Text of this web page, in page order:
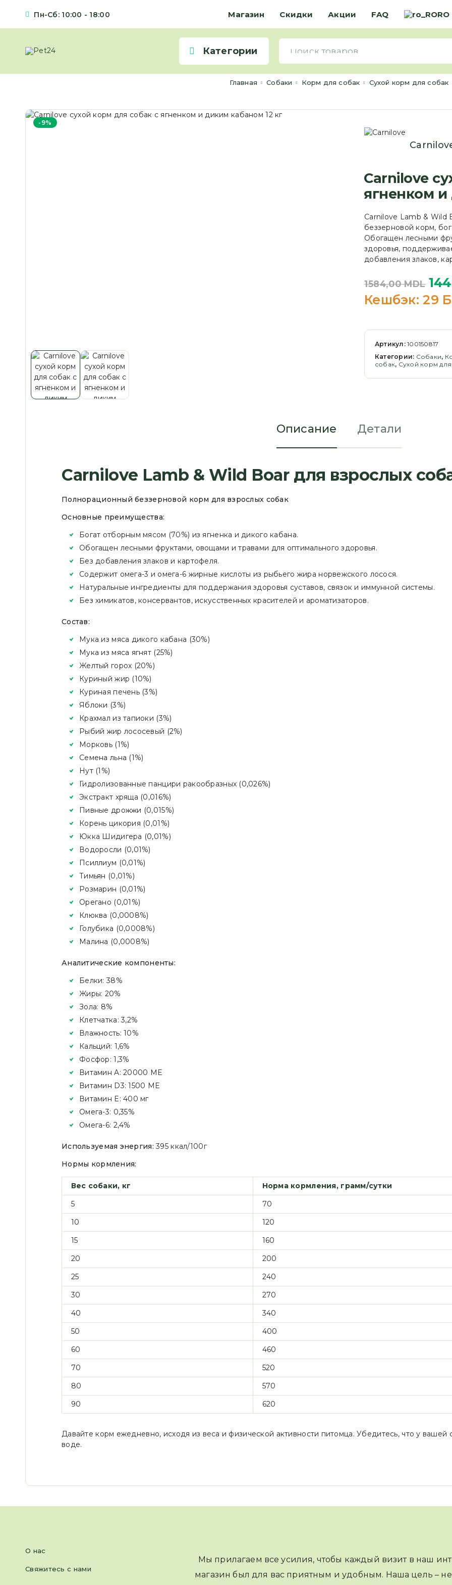
Пн-Сб: 10:00 - 18:00 Магазин Скидки Акции FAQ RO
Категории
Главная Cобаки Корм для собак Сухой корм для собак
-9%
Carnilove
ягненком и
Carnilove Lamb & Wild
беззерновой корм,
Обогащен лесными
здоровья,
добавления злаков,
1584,00MDL
Кешбэк: 29
Артикул:100150817
Категории: Cобаки,
собак, Сухой корм
Описание Детали
Carnilove Lamb & Wild Boar для взрослых
Полнорационный беззерновой корм для взрослых собак
Основные преимущества:
Богат отборным мясом (70%) из ягненка и дикого кабана.
Обогащен лесными фруктами, овощами и травами для оптимального здоровья.
Без добавления злаков и картофеля.
Содержит омега-3 и омега-6 жирные кислоты из рыбьего жира норвежского лосося.
Натуральные ингредиенты для поддержания здоровья суставов, связок и иммунной системы.
Без химикатов, консервантов, искусственных красителей и ароматизаторов.
Состав:
Мука из мяса дикого кабана (30%)
Мука из мяса ягнят (25%)
Желтый горох (20%)
Куриный жир (10%)
Куриная печень (3%)
Яблоки (3%)
Крахмал из тапиоки (3%)
Рыбий жир лососевый (2%)
Морковь (1%)
Семена льна (1%)
Нут (1%)
Гидролизованные панцири ракообразных (0,026%)
Экстракт хряща (0,016%)
Пивные дрожжи (0,015%)
Корень цикория (0,01%)
Юкка Шидигера (0,01%)
Водоросли (0,01%)
Псиллиум (0,01%)
Тимьян (0,01%)
Розмарин (0,01%)
Орегано (0,01%)
Клюква (0,0008%)
Голубика (0,0008%)
Малина (0,0008%)
Аналитические компоненты:
Белки: 38%
Жиры: 20%
Зола: 8%
Клетчатка: 3,2%
Влажность: 10%
Кальций: 1,6%
Фосфор: 1,3%
Витамин A: 20000 МЕ
Витамин D3: 1500 МЕ
Витамин E: 400 мг
Омега-3: 0,35%
Омега-6: 2,4%
Используемая энергия: 395 ккал/100г
Нормы кормления:
Вес собаки, кг
Норма кормления, грамм/сутки
5
70
10
120
15
160
20
200
25
240
30
270
40
340
50
400
60
460
70
520
80
570
90
620
Давайте корм ежедневно, исходя из веса и физической активности питомца. Убедитесь, что у вашей
воде.
О нас
Свяжитесь с нами
Мы прилагаем все усилия, чтобы каждый визит в наш
магазин был для вас приятным и удобным. Наша цель – не